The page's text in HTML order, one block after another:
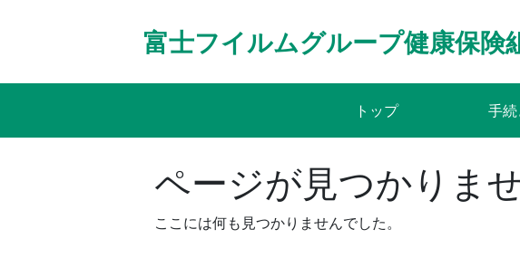
富士フイルムグループ健康保険
トップ 手
ページが見つかりませ
ここには何も見つかりませんでした。